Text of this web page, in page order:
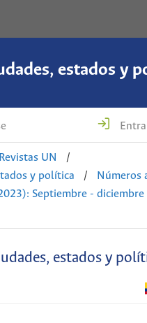
estados y
UN
/
y política
/
Números
Septiembre - diciembre
estados y